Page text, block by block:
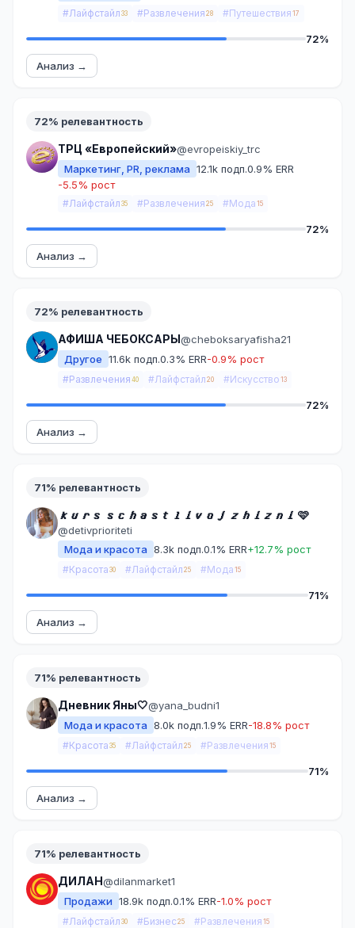
#Лайфстайл 33 #Развлечения 28 #Путешествия 17
72%
Анализ →
72% релевантность
ТРЦ «Европейский»@evropeiskiy_trc
Маркетинг, PR, реклама 12.1k подп.0.9% ERR
-5.5% рост
#Лайфстайл 35 #Развлечения 25 #Мода 15
72%
Анализ →
72% релевантность
АФИША ЧЕБОКСАРЫ@cheboksaryafisha21
Другое 11.6k подп.0.3% ERR-0.9% рост
#Развлечения 40 #Лайфстайл 20 #Искусство 13
72%
Анализ →
71% релевантность
𝒌𝒖𝒓𝒔 𝒔𝒄𝒉𝒂𝒔𝒕𝒍𝒊𝒗𝒐𝒋 𝒛𝒉𝒊𝒛𝒏𝒊 🩷
@detivprioriteti
Мода и красота 8.3k подп.0.1% ERR+12.7% рост
#Красота 30 #Лайфстайл 25 #Мода 15
71%
Анализ →
71% релевантность
Дневник Яны🤍@yana_budni1
Мода и красота 8.0k подп.1.9% ERR-18.8% рост
#Красота 35 #Лайфстайл 25 #Развлечения 15
71%
Анализ →
71% релевантность
ДИЛАН@dilanmarket1
Продажи 18.9k подп.0.1% ERR-1.0% рост
#Лайфстайл 30 #Бизнес 25 #Развлечения 15